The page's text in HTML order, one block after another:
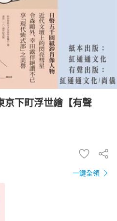
京下町浮世繪【有聲
一鍵全領